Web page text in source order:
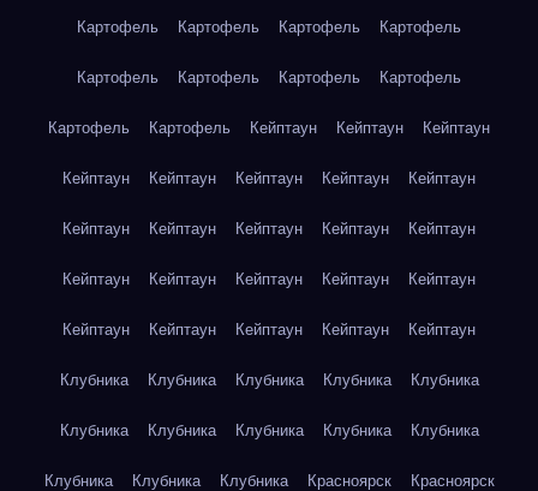
Картофель Картофель Картофель Картофель
Картофель Картофель Картофель Картофель
Картофель Картофель Кейптаун Кейптаун Кейптаун
Кейптаун Кейптаун Кейптаун Кейптаун Кейптаун
Кейптаун Кейптаун Кейптаун Кейптаун Кейптаун
Кейптаун Кейптаун Кейптаун Кейптаун Кейптаун
Кейптаун Кейптаун Кейптаун Кейптаун Кейптаун
Клубника Клубника Клубника Клубника Клубника
Клубника Клубника Клубника Клубника Клубника
Клубника Клубника Клубника Красноярск Красноярск